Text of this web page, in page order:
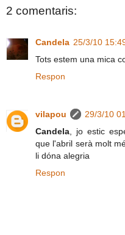
2 comentaris:
Candela 25/3/10
Tots estem una mica
Respon
vilapou
29/3/10
Candela , jo estic
que l'abril serà molt
li dóna alegria
Respon